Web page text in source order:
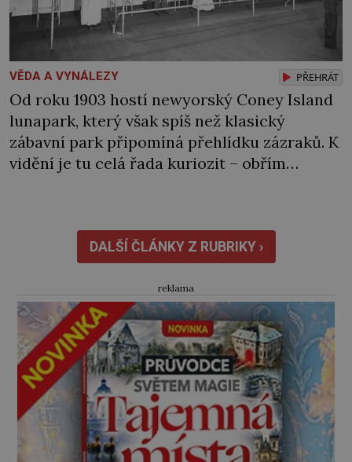
VĚDA A VYNÁLEZY PŘEHRÁT
Od roku 1903 hostí newyorský Coney Island
lunapark, který však spíš než klasický
zábavní park připomíná přehlídku zázraků. K
vidění je tu celá řada kuriozit – obřím
trpaslíků konče. Dokonce jsou tu i první
inkubátory. I s předčasně narozenými dětmi!
Novorozenci, umístění ve zdejším zařízení,
DALŠÍ ČLÁNKY Z RUBRIKY ›
reklama